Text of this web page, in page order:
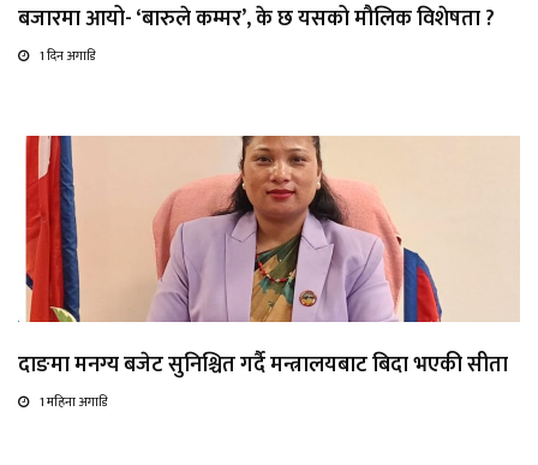
बजारमा आयो- ‘बारुले कम्मर’, के छ यसको मौलिक विशेषता ?
1 दिन अगाडि
दाङमा मनग्य बजेट सुनिश्चित गर्दै मन्त्रालयबाट बिदा भएकी सीता
1 महिना अगाडि